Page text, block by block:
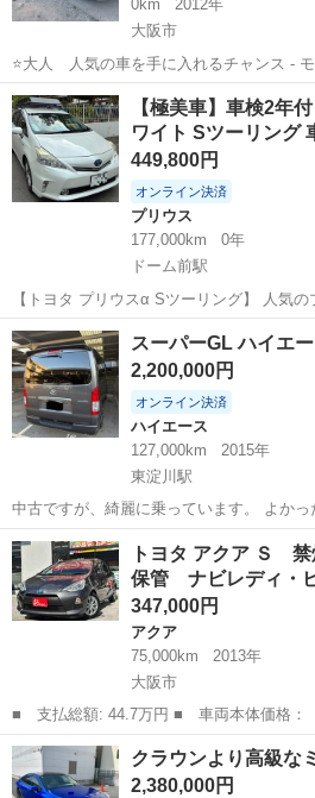
0km
2012年
大阪市
⭐️大人 人気の車を手に入れるチャンス - モデル名: TOYOTA
Prius30 トヨタプリウス30 AT - ドア数: 5ドア 年
10月(2012) 走行: 15万キロ 車検: 令和9
大阪 大阪市 プリウス
【極美車】車検2年
ワイト Sツーリン
449,800円
オンライン決済
プリウス
177,000km
0年
ドーム前駅
【トヨタ プリウスα Sツーリング】 人気のプリウスαをお譲りしま
す。 ■平成24年式 ■走行距離 170000km ■車検 令和10年5月まで 【お
すすめポイント】 ・ナビ装着 ・前後ドラ
ク...
大阪 大阪市 ドーム前駅 プリウ
スーパーGL ハイエ
2,200,000円
オンライン決済
ハイエース
127,000km
2015年
東淀川駅
中古ですが、綺麗に乗っています。 よかっ
駆ディーゼルです 宜しくお願い致します。
大阪 大阪市 東淀川駅 ハイエー
トヨタ アクア Ｓ
保管 ナビレディ・
347,000円
アクア
75,000km
2013年
大阪市
■ 支払総額: 44.7万円 ■ 車両本体価格： 347,000 円 ■ メーカー
名： トヨタ ■ 車種名： アクア ■ グ
ンオーナー 屋内保管 ナビレディ・ビュ
レビ Ｂｌｕ...
大阪 大阪市 アクア
クラウンより高級な
2,380,000円